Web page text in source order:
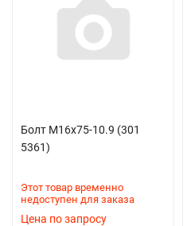
Болт М16х75-10.9 (301
5361)
Этот товар временно
недоступен для заказа
Цена по запросу